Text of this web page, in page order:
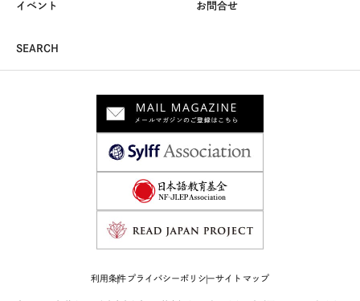
イベント お問合せ
SEARCH
利用条件プライバシーポリシーサイトマップ